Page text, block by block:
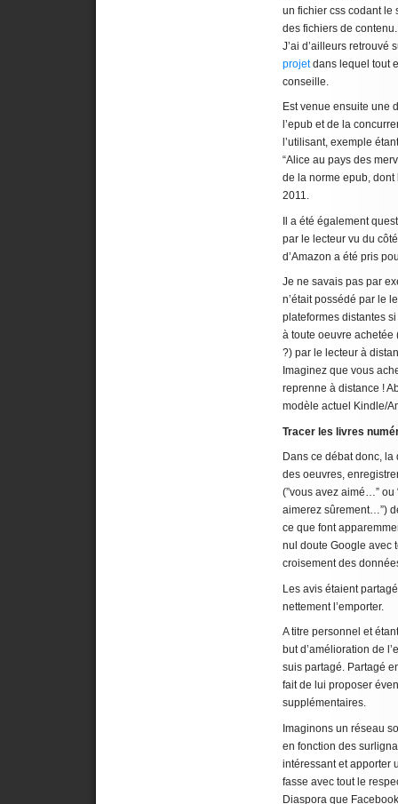
un fichier css codant le
des fichiers de contenu.
J’ai d’ailleurs retrouvé
projetdans lequel tout
conseille.
Est venue ensuite une
l’epub et de la
l’utilisant, exemple
“Alice au pays des
de la norme epub,
2011.
Il a été également
par le lecteur vu du
d’Amazon a été pris
Je ne savais pas par
n’était possédé par le
plateformes distantes
à toute oeuvre
?) par le lecteur à
Imaginez que vous
reprenne à distance !
modèle actuel Kindle/
Tracer les livres
Dans ce débat donc, la
des oeuvres,
(”vous avez aimé…” ou
aimerez sûrement…”)
ce que font
nul doute Google avec
croisement des
Les avis étaient
nettement l’emporter.
A titre personnel et
but d’amélioration de
suis partagé. Partagé
fait de lui proposer
supplémentaires.
Imaginons un réseau
en fonction des
intéressant et apporter
fasse avec tout le
Diaspora que